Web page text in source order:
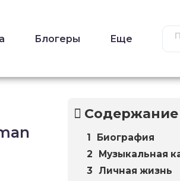
Блогеры Еще
Содержание
Биография
Музыкальная
Личная жизнь